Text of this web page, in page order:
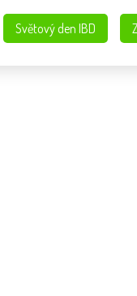
Světový den IBD